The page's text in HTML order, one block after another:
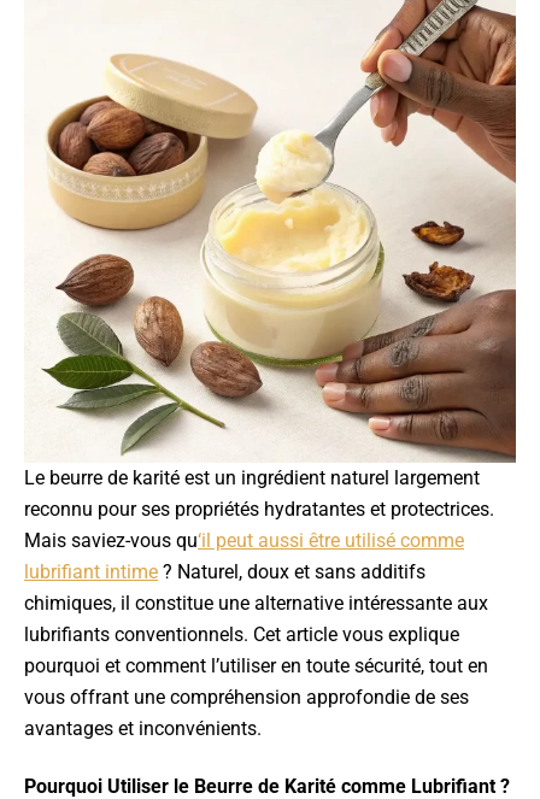
Le beurre de karité est un ingrédient naturel largement
reconnu pour ses propriétés hydratantes et protectrices.
Mais saviez-vous qu‘il peut aussi être utilisé comme
lubrifiant intime ? Naturel, doux et sans additifs
chimiques, il constitue une alternative intéressante aux
lubrifiants conventionnels. Cet article vous explique
pourquoi et comment l’utiliser en toute sécurité, tout en
vous offrant une compréhension approfondie de ses
avantages et inconvénients.
Pourquoi Utiliser le Beurre de Karité comme Lubrifiant ?